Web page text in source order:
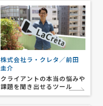
株式会社ラ・クレタ／前田
圭介
クライアントの本当の悩みや
課題を聞き出せるツール